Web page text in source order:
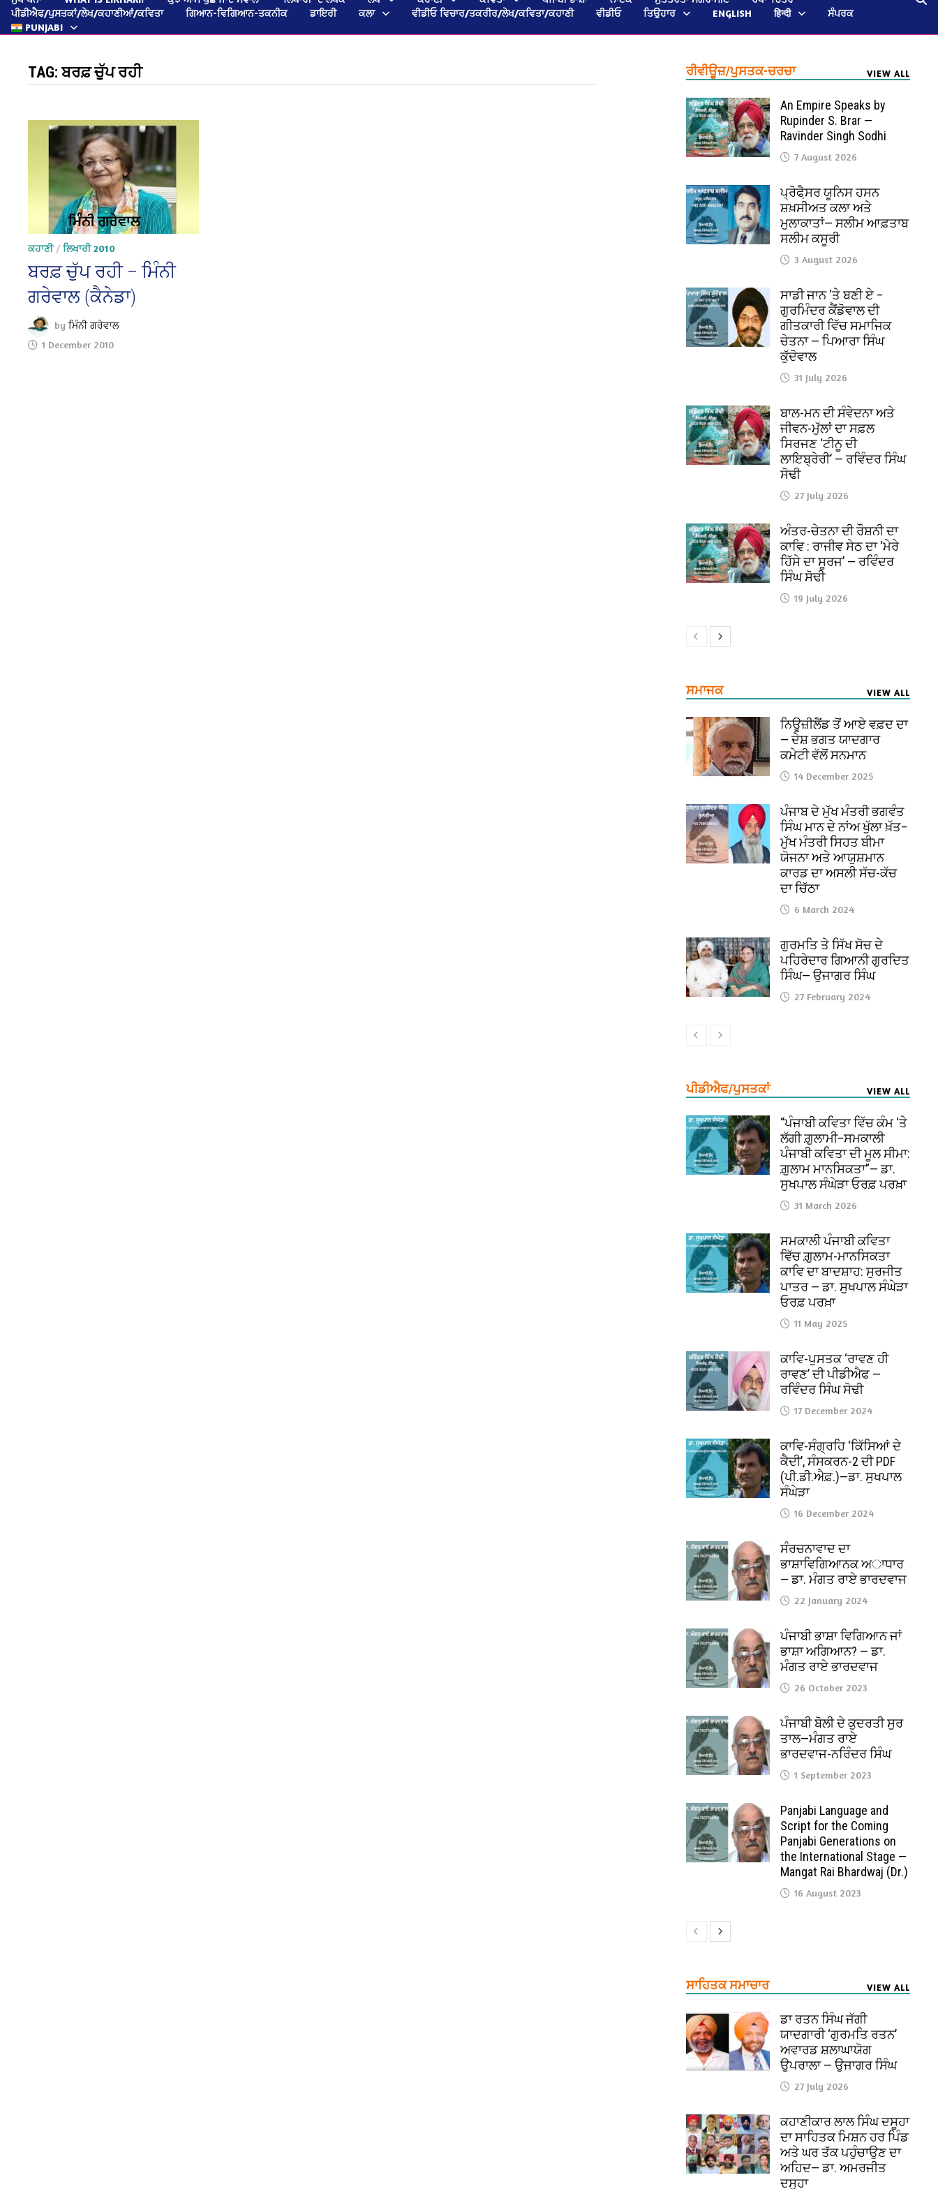
ਪੀਡੀਐਫ/ਪੁਸਤਕਾਂ/ਲੇਖ/ਕਹਾਣੀਆਂ/ਕਵਿਤਾ
ਗਿਆਨ-ਵਿਗਿਆਨ-ਤਕਨੀਕ ਡਾਇਰੀ ਕਲਾ ਵੀਡੀਓ ਵਿਚਾਰ/ਤਕਰੀਰ/ਲੇਖ/ਕਵਿਤਾ/ਕਹਾਣੀ ਵੀਡੀਓ ਤਿਉਹਾਰ ENGLISH हिन्दी
ਸੰਪਰਕ
PUNJABI
TAG:ਬਰਫ਼ ਚੁੱਪ ਰਹੀ
ਕਹਾਣੀ/ਲਿਖਾਰੀ 2010
ਬਰਫ਼ ਚੁੱਪ ਰਹੀ – ਮਿੰਨੀ
ਗਰੇਵਾਲ (ਕੈਨੇਡਾ)
byਮਿੰਨੀ ਗਰੇਵਾਲ
1 December 2010
ਰੀਵੀਊਜ਼/ਪੁਸਤਕ-ਚਰਚਾ VIEW ALL
An Empire Speaks by
Rupinder S. Brar —
Ravinder Singh Sodhi
7 August 2026
ਪ੍ਰੋਫੈ਼ਸਰ ਯੂਨਿਸ ਹਸਨ
ਸ਼ਖ਼ਸੀਅਤ ਕਲਾ ਅਤੇ
ਮੁਲਾਕਾਤਾਂ— ਸਲੀਮ ਆਫ਼ਤਾਬ
ਸਲੀਮ ਕਸੂਰੀ
3 August 2026
ਸਾਡੀ ਜਾਨ ‘ਤੇ ਬਣੀ ਏ –
ਗੁਰਮਿੰਦਰ ਕੈਂਡੋਵਾਲ ਦੀ
ਗੀਤਕਾਰੀ ਵਿੱਚ ਸਮਾਜਿਕ
ਚੇਤਨਾ — ਪਿਆਰਾ ਸਿੰਘ
ਕੁੱਦੋਵਾਲ
31 July 2026
ਬਾਲ-ਮਨ ਦੀ ਸੰਵੇਦਨਾ ਅਤੇ
ਜੀਵਨ-ਮੁੱਲਾਂ ਦਾ ਸਫ਼ਲ
ਸਿਰਜਣ ‘ਟੀਨੂ ਦੀ
ਲਾਇਬ੍ਰੇਰੀ’ — ਰਵਿੰਦਰ ਸਿੰਘ
ਸੋਢੀ
27 July 2026
ਅੰਤਰ-ਚੇਤਨਾ ਦੀ ਰੌਸ਼ਨੀ ਦਾ
ਕਾਵਿ : ਰਾਜੀਵ ਸੇਠ ਦਾ ‘ਮੇਰੇ
ਹਿੱਸੇ ਦਾ ਸੂਰਜ’ — ਰਵਿੰਦਰ
ਸਿੰਘ ਸੋਢੀ
19 July 2026
ਸਮਾਜਕ VIEW ALL
ਨਿਊਜ਼ੀਲੈਂਡ ਤੋਂ ਆਏ ਵਫ਼ਦ ਦਾ
— ਦੇਸ਼ ਭਗਤ ਯਾਦਗਾਰ
ਕਮੇਟੀ ਵੱਲੋਂ ਸਨਮਾਨ
14 December 2025
ਪੰਜਾਬ ਦੇ ਮੁੱਖ ਮੰਤਰੀ ਭਗਵੰਤ
ਸਿੰਘ ਮਾਨ ਦੇ ਨਾਂਅ ਖੁੱਲਾ ਖ਼ੱਤ–
ਮੁੱਖ ਮੰਤਰੀ ਸਿਹਤ ਬੀਮਾ
ਯੋਜਨਾ ਅਤੇ ਆਯੁਸ਼ਮਾਨ
ਕਾਰਡ ਦਾ ਅਸਲੀ ਸੱਚ-ਕੱਚ
ਦਾ ਚਿੱਠਾ
6 March 2024
ਗੁਰਮਤਿ ਤੇ ਸਿੱਖ ਸੋਚ ਦੇ
ਪਹਿਰੇਦਾਰ ਗਿਆਨੀ ਗੁਰਦਿਤ
ਸਿੰਘ— ਉਜਾਗਰ ਸਿੰਘ
27 February 2024
ਪੀਡੀਐਫ/ਪੁਸਤਕਾਂ VIEW ALL
“ਪੰਜਾਬੀ ਕਵਿਤਾ ਵਿੱਚ ਕੰਮ ‘ਤੇ
ਲੱਗੀ ਗ਼ੁਲਾਮੀ–ਸਮਕਾਲੀ
ਪੰਜਾਬੀ ਕਵਿਤਾ ਦੀ ਮੂਲ ਸੀਮਾ:
ਗ਼ੁਲਾਮ ਮਾਨਸਿਕਤਾ”— ਡਾ.
ਸੁਖਪਾਲ ਸੰਘੇੜਾ ਓਰਫ਼ ਪਰਖ਼ਾ
31 March 2026
ਸਮਕਾਲੀ ਪੰਜਾਬੀ ਕਵਿਤਾ
ਵਿੱਚ ਗ਼ੁਲਾਮ-ਮਾਨਸਿਕਤਾ
ਕਾਵਿ ਦਾ ਬਾਦਸ਼ਾਹ: ਸੁਰਜੀਤ
ਪਾਤਰ — ਡਾ. ਸੁਖਪਾਲ ਸੰਘੇੜਾ
ਓਰਫ਼ ਪਰਖ਼ਾ
11 May 2025
ਕਾਵਿ-ਪੁਸਤਕ ‘ਰਾਵਣ ਹੀ
ਰਾਵਣ’ ਦੀ ਪੀਡੀਐਫ —
ਰਵਿੰਦਰ ਸਿੰਘ ਸੋਢੀ
17 December 2024
ਕਾਵਿ-ਸੰਗ੍ਰਹਿ ‘ਕਿੱਸਿਆਂ ਦੇ
ਕੈਦੀ’, ਸੰਸਕਰਨ-2 ਦੀ PDF
(ਪੀ.ਡੀ.ਐਫ਼.)—ਡਾ. ਸੁਖਪਾਲ
ਸੰਘੇੜਾ
16 December 2024
ਸੰਰਚਨਾਵਾਦ ਦਾ
ਭਾਸ਼ਾਵਿਗਿਆਨਕ ਅਾਧਾਰ
— ਡਾ. ਮੰਗਤ ਰਾਏ ਭਾਰਦਵਾਜ
22 January 2024
ਪੰਜਾਬੀ ਭਾਸ਼ਾ ਵਿਗਿਆਨ ਜਾਂ
ਭਾਸ਼ਾ ਅਗਿਆਨ? — ਡਾ.
ਮੰਗਤ ਰਾਏ ਭਾਰਦਵਾਜ
26 October 2023
ਪੰਜਾਬੀ ਬੋਲੀ ਦੇ ਕੁਦਰਤੀ ਸੁਰ
ਤਾਲ—ਮੰਗਤ ਰਾਏ
ਭਾਰਦਵਾਜ-ਨਰਿੰਦਰ ਸਿੰਘ
1 September 2023
Panjabi Language and
Script for the Coming
Panjabi Generations on
the International Stage —
Mangat Rai Bhardwaj (Dr.)
16 August 2023
ਸਾਹਿਤਕ ਸਮਾਚਾਰ VIEW ALL
ਡਾ ਰਤਨ ਸਿੰਘ ਜੱਗੀ
ਯਾਦਗਾਰੀ ‘ਗੁਰਮਤਿ ਰਤਨ’
ਅਵਾਰਡ ਸ਼ਲਾਘਾਯੋਗ
ਉਪਰਾਲਾ — ਉਜਾਗਰ ਸਿੰਘ
27 July 2026
ਕਹਾਣੀਕਾਰ ਲਾਲ ਸਿੰਘ ਦਸੂਹਾ
ਦਾ ਸਾਹਿਤਕ ਮਿਸ਼ਨ ਹਰ ਪਿੰਡ
ਅਤੇ ਘਰ ਤੱਕ ਪਹੁੰਚਾਉਣ ਦਾ
ਅਹਿਦ— ਡਾ. ਅਮਰਜੀਤ
ਦਸੂਹਾ